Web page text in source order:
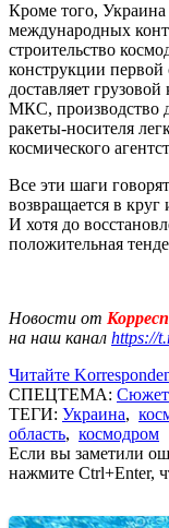
Кроме того,
международных
строительство
конструкции первой
доставляет
МКС, производство
ракеты-носителя
космического
Все эти шаги
возвращается в
И хотя до
положительная
Новости от
на наш канал https://
Читайте
СПЕЦТЕМА:
ТЕГИ: Украина,
область, космодром
Если вы заметили
нажмите Ctrl+Enter,